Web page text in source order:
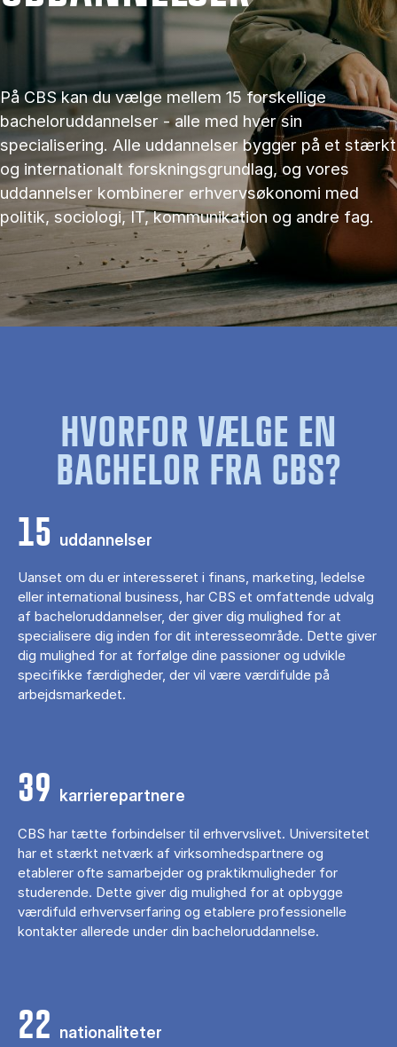
På CBS kan du vælge mellem 15 forskellige
bacheloruddannelser - alle med hver sin
specialisering. Alle uddannelser bygger på et stærkt
og internationalt forskningsgrundlag, og vores
uddannelser kombinerer erhvervsøkonomi med
politik, sociologi, IT, kommunikation og andre fag.
HVORFOR VÆLGE EN
BACHELOR FRA CBS?
15 uddannelser
Uanset om du er interesseret i finans, marketing, ledelse
eller international business, har CBS et omfattende udvalg
af bacheloruddannelser, der giver dig mulighed for at
specialisere dig inden for dit interesseområde. Dette giver
dig mulighed for at forfølge dine passioner og udvikle
specifikke færdigheder, der vil være værdifulde på
arbejdsmarkedet.
39 karrierepartnere
CBS har tætte forbindelser til erhvervslivet. Universitetet
har et stærkt netværk af virksomhedspartnere og
etablerer ofte samarbejder og praktikmuligheder for
studerende. Dette giver dig mulighed for at opbygge
værdifuld erhvervserfaring og etablere professionelle
kontakter allerede under din bacheloruddannelse.
22 nationaliteter